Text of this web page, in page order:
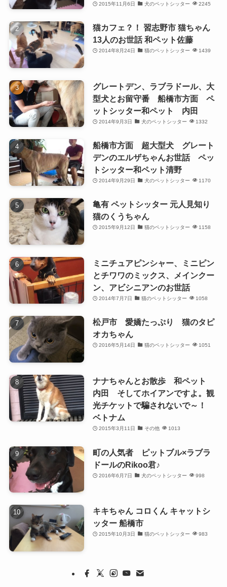
2015年11月6日 犬のペットシッター 2245
猫カフェ？！ 習志野市 猫ちゃん
13人のお世話 和ペット佐藤
2014年8月24日 猫のペットシッター 1439
グレートデン、ラブラドール、大
型犬とお留守番 船橋市方面 ペ
ットシッター和ペット 内田
2014年9月3日 犬のペットシッター 1332
船橋市方面 超大型犬 グレート
デンのエルザちゃんお世話 ペッ
トシッター和ペット清野
2014年9月29日 犬のペットシッター 1170
亀有 ペットシッター 元人見知り
猫のくうちゃん
2015年9月12日 猫のペットシッター 1158
ミニチュアピンシャー、ミニピン
とチワワのミックス、メインクー
ン、アビシニアンのお世話
2014年7月7日 猫のペットシッター 1058
松戸市 愛嬌たっぷり 猫のタピ
オカちゃん
2016年5月14日 猫のペットシッター 1051
ナナちゃんとお散歩 和ペット
内田 そしてホイアンですよ。観
光チケットで騙されないで～！
ベトナム
2015年3月11日 その他 1013
町の人気者 ピットブル×ラブラ
ドールのRikoo君♪
2016年6月7日 犬のペットシッター 998
キキちゃん コロくん キャットシ
ッター 船橋市
2015年10月3日 猫のペットシッター 983